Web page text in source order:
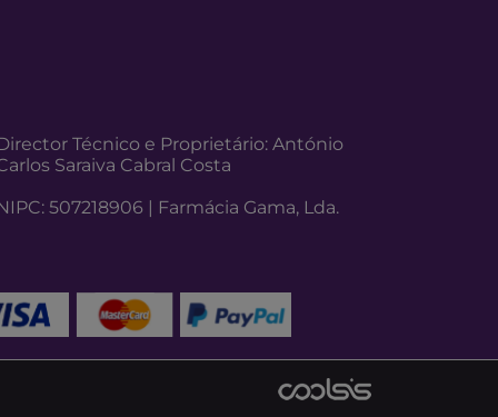
Técnico e Proprietário: António
Saraiva Cabral Costa
507218906 | Farmácia Gama, Lda.